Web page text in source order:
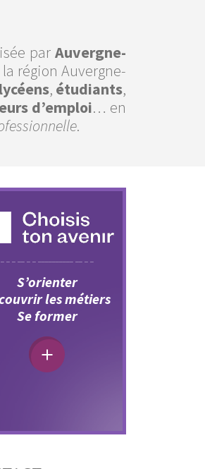
parAuvergne-
région Auvergne-
lycéens, étudiants,
d’emploi… en
.
S’orienter
les métiers
Se former